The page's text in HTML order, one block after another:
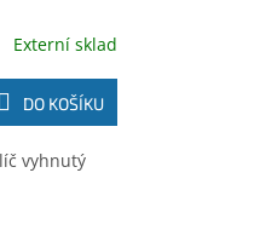
Externí sklad
DO KOŠÍKU
vyhnutý